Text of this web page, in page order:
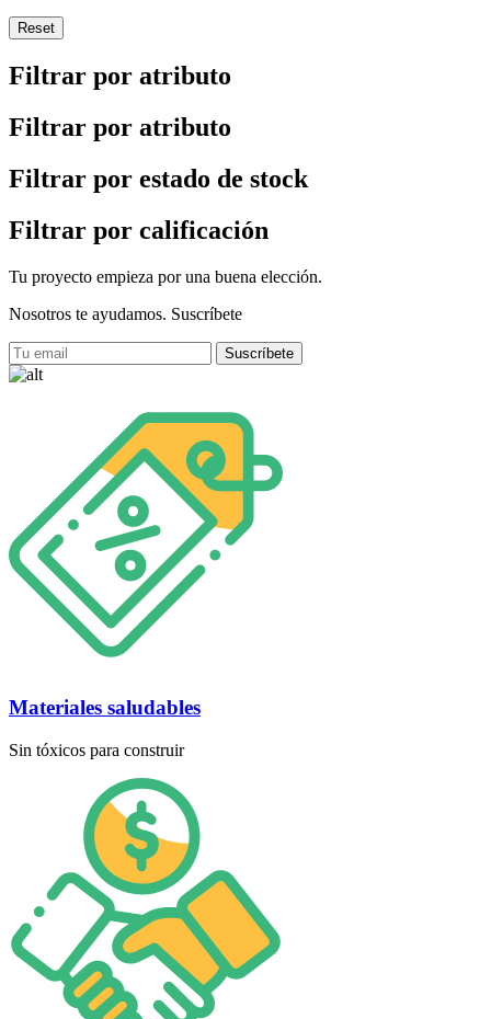
Reset
Filtrar por atributo
Filtrar por atributo
Filtrar por estado de stock
Filtrar por calificación
Tu proyecto empieza por una buena elección.
Nosotros te ayudamos. Suscríbete
Materiales saludables
Sin tóxicos para construir